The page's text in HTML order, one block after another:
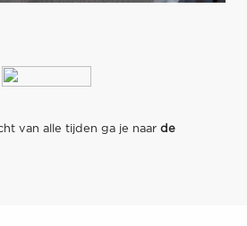
van alle tijden ga je naar de